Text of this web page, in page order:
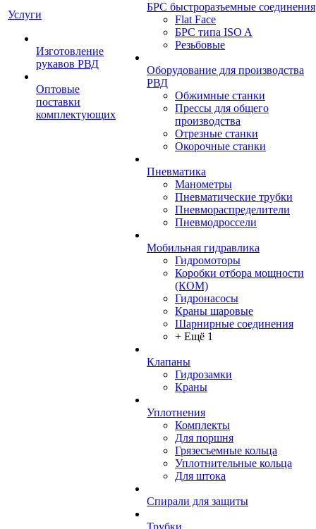
Услуги
Изготовление
рукавов РВД
Оптовые
поставки
комплектующих
БРС быстроразъемные соединения
Flat Face
БРС типа ISO A
Резьбовые
Оборудование для производства
РВД
Обжимные станки
Прессы для общего
производства
Отрезные станки
Окорочные станки
Пневматика
Манометры
Пневматические трубки
Пневмораспределители
Пневмодроссели
Мобильная гидравлика
Гидромоторы
Коробки отбора мощности
(КОМ)
Гидронасосы
Краны шаровые
Шарнирные соединения
+ Ещё 1
Клапаны
Гидрозамки
Краны
Уплотнения
Комплекты
Для поршня
Грязесъемные кольца
Уплотнительные кольца
Для штока
Спирали для защиты
Трубки